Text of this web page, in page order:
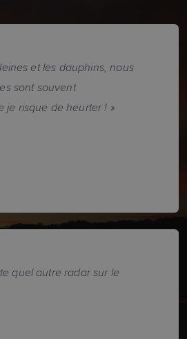
et les dauphins, nous
sont souvent
risque de heurter ! »
quel autre radar sur le